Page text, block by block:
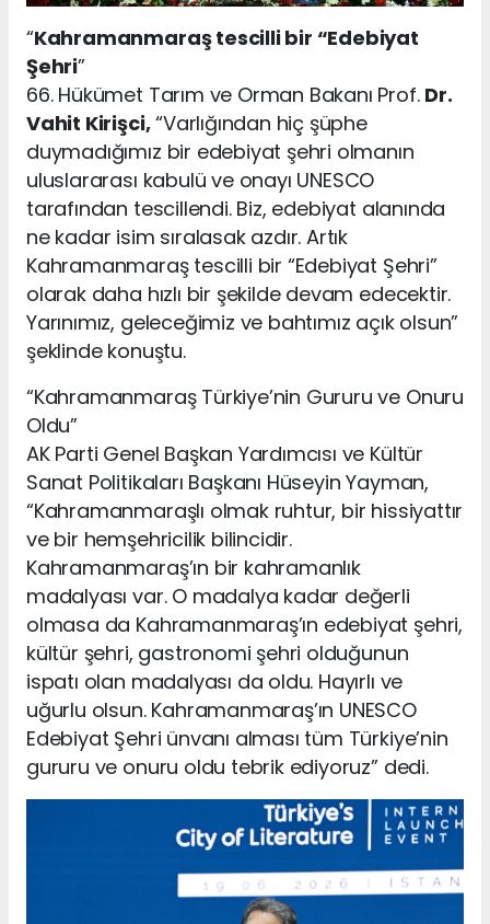
“Kahramanmaraş tescilli bir “Edebiyat
Şehri”
66. Hükümet Tarım ve Orman Bakanı Prof. Dr.
Vahit Kirişci,“Varlığından hiç şüphe
duymadığımız bir edebiyat şehri olmanın
uluslararası kabulü ve onayı UNESCO
tarafından tescillendi. Biz, edebiyat alanında
ne kadar isim sıralasak azdır. Artık
Kahramanmaraş tescilli bir “Edebiyat Şehri”
olarak daha hızlı bir şekilde devam edecektir.
Yarınımız, geleceğimiz ve bahtımız açık olsun”
şeklinde konuştu.
“Kahramanmaraş Türkiye’nin Gururu ve Onuru
Oldu”
AK Parti Genel Başkan Yardımcısı ve Kültür
Sanat Politikaları Başkanı Hüseyin Yayman,
“Kahramanmaraşlı olmak ruhtur, bir hissiyattır
ve bir hemşehricilik bilincidir.
Kahramanmaraş’ın bir kahramanlık
madalyası var. O madalya kadar değerli
olmasa da Kahramanmaraş’ın edebiyat şehri,
kültür şehri, gastronomi şehri olduğunun
ispatı olan madalyası da oldu. Hayırlı ve
uğurlu olsun. Kahramanmaraş’ın UNESCO
Edebiyat Şehri ünvanı alması tüm Türkiye’nin
gururu ve onuru oldu tebrik ediyoruz” dedi.